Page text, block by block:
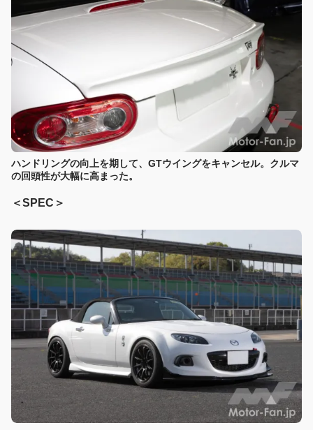
ハンドリングの向上を期して、GTウイングをキャンセル。クルマ
の回頭性が大幅に高まった。
＜SPEC＞